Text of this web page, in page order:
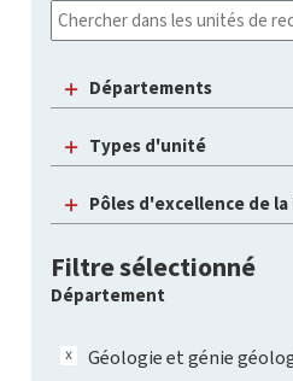
Départements
Types d'unité
Pôles d'excellence de la
Filtre sélectionné
Département
Géologie et génie